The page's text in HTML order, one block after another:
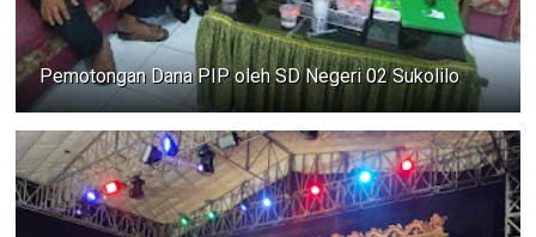
Pemotongan Dana PIP oleh SD Negeri 02 Sukolilo